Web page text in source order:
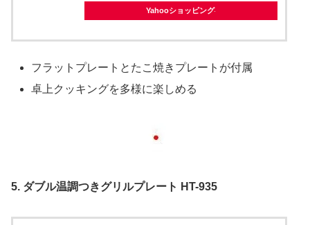
Yahooショッピング
フラットプレートとたこ焼きプレートが付属
卓上クッキングを多様に楽しめる
5. ダブル温調つきグリルプレート HT-935